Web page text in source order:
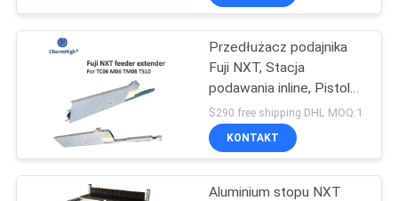
Mała maszyna SMT
21
Przedłużacz podajnika
Fuji NXT, Stacja
podawania inline, Pistolet
podający, Stół
załadowczy podajnika
NXT
$290 free shipping DHL MOQ:1
KONTAKT
Aluminium stopu NXT